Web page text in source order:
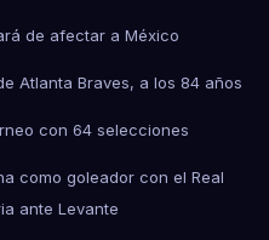
de afectar a México
Atlanta Braves, a los 84 años
con 64 selecciones
como goleador con el Real
ante Levante